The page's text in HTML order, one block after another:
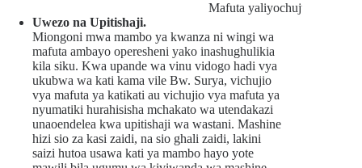
Mafuta yaliyochujwa
Uwezo na Upitishaji.
Miongoni mwa mambo ya kwanza ni wingi wa
mafuta ambayo operesheni yako inashughulikia
kila siku. Kwa upande wa vinu vidogo hadi vya
ukubwa wa kati kama vile Bw. Surya, vichujio
vya mafuta ya katikati au vichujio vya mafuta ya
nyumatiki hurahisisha mchakato wa utendakazi
unaoendelea kwa upitishaji wa wastani. Mashine
hizi sio za kasi zaidi, na sio ghali zaidi, lakini
saizi hutoa usawa kati ya mambo hayo yote